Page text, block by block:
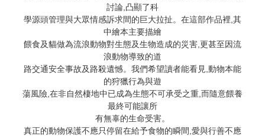
討論,凸顯了科
學源頭管理與大眾情感訴求間的巨大拉扯。在這部作品裡,其
中繪本主要描繪
餵食及貓做為流浪動物對生態及生物造成的災害,更甚至因流
浪動物導致的道
路交通安全事故及路殺遺憾。我們希望讀者能看見,動物本能
的狩獵行為與遊
蕩風險,在非自然棲地中已成為生態不可承受之重,而隨意餵養
最終可能讓所
有無辜的生命受害。
真正的動物保護不應只停留在給予食物的瞬間,愛與行善不應